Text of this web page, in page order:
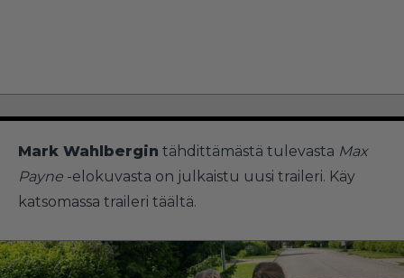
Mark Wahlbergin tähdittämästä tulevasta Max
Payne -elokuvasta on julkaistu uusi traileri. Käy
katsomassa traileri täältä.